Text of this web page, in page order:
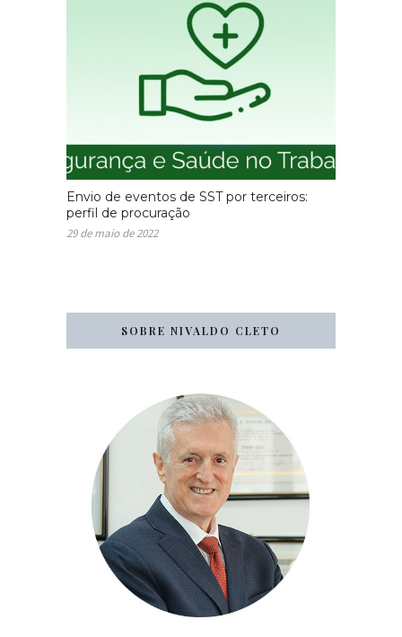
Envio de eventos de SST por terceiros:
perfil de procuração
29 de maio de 2022
SOBRE NIVALDO CLETO